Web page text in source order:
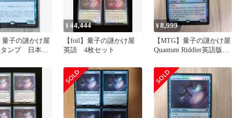
量子の謎かけ屋
タンプ 日本語
¥44,444
【foil】量子の謎かけ屋
英語 4枚セット
¥8,999
【MTG】量子の謎かけ屋
Quantum Riddler英語版